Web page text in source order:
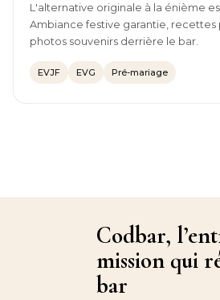
L'alternative originale à la énième
Ambiance festive garantie, recettes
photos souvenirs derrière le bar.
EVJF EVG Pré-mariage
Codbar,
mission qui
bar